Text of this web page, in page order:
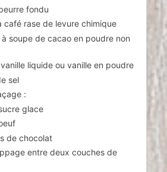
fondu
café rase de levure chimique
à soupe de cacao en poudre non
liquide ou vanille en poudre
sel
:
glace
de chocolat
entre deux couches de